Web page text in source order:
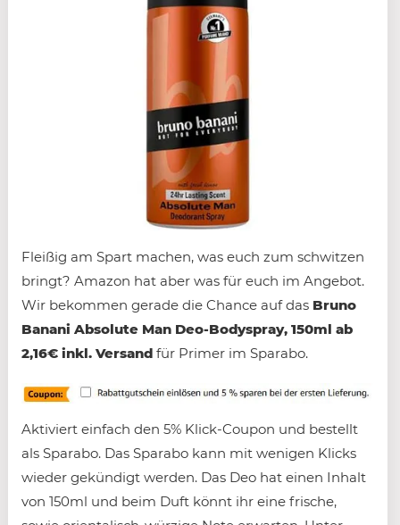
Fleißig am Spart machen, was euch zum schwitzen
bringt? Amazon hat aber was für euch im Angebot.
Wir bekommen gerade die Chance auf das Bruno
Banani Absolute Man Deo-Bodyspray, 150ml ab
2,16€ inkl. Versand für Primer im Sparabo.
Aktiviert einfach den 5% Klick-Coupon und bestellt
als Sparabo. Das Sparabo kann mit wenigen Klicks
wieder gekündigt werden. Das Deo hat einen Inhalt
von 150ml und beim Duft könnt ihr eine frische,